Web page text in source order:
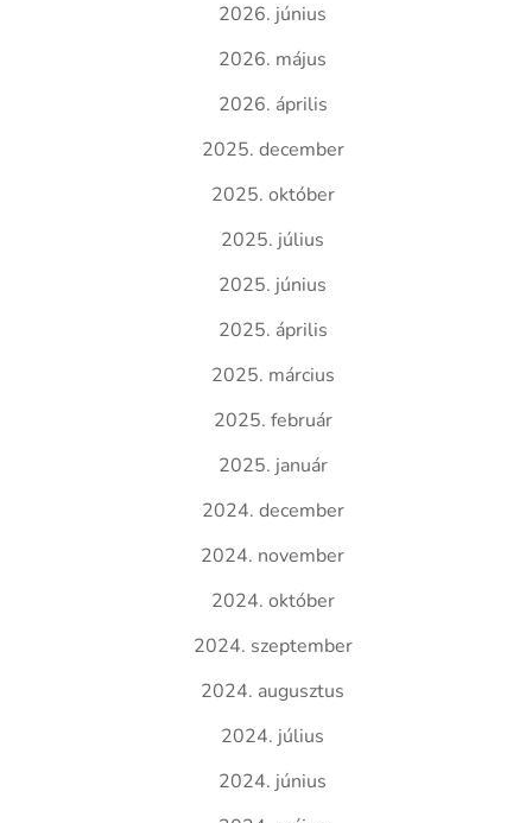
2026. június
2026. május
2026. április
2025. december
2025. október
2025. július
2025. június
2025. április
2025. március
2025. február
2025. január
2024. december
2024. november
2024. október
2024. szeptember
2024. augusztus
2024. július
2024. június